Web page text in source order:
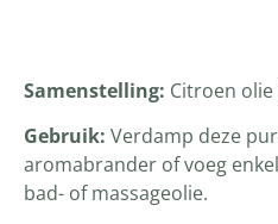
Samenstelling: Citroen olie
Gebruik: Verdamp deze
aromabrander of voeg
bad- of massageolie.